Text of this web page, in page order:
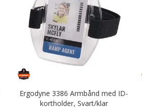
Ergodyne 3386 Armbånd med ID-
kortholder, Svart/klar